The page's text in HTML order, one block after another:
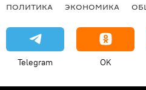
ПОЛИТИКА ЭКОНОМИКА
Telegram OK